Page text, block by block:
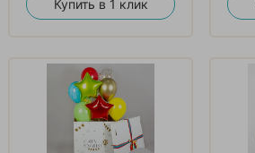
Купить в 1 клик